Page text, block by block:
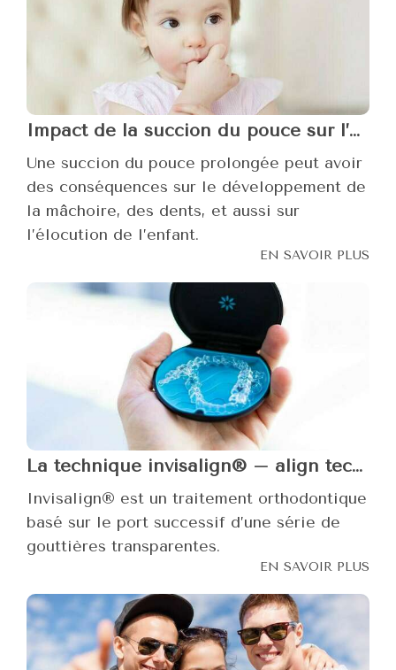
Impact de la succion du pouce sur l’ensemble bucco-dentaire
Une succion du pouce prolongée peut avoir
des conséquences sur le développement de
la mâchoire, des dents, et aussi sur
l’élocution de l’enfant.
EN SAVOIR PLUS
La technique invisalign® – align technology
Invisalign® est un traitement orthodontique
basé sur le port successif d’une série de
gouttières transparentes.
EN SAVOIR PLUS